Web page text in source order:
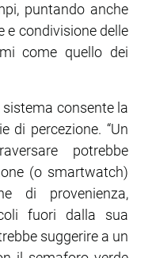
puntando anche
e condivisione delle
come quello dei
consente la
di percezione. “Un
potrebbe
(o smartwatch)
di provenienza,
fuori dalla sua
suggerire a un